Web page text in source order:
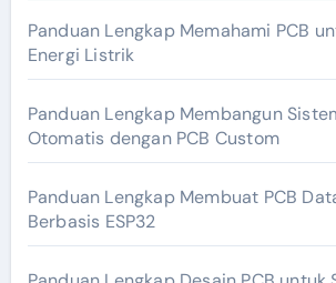
Panduan Lengkap Memahami PCB
Energi Listrik
Panduan Lengkap Membangun
Otomatis dengan PCB Custom
Panduan Lengkap Membuat PCB
Berbasis ESP32